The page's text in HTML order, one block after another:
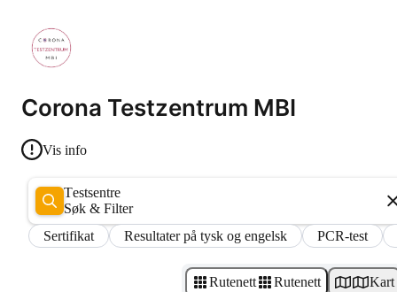
Corona Testzentrum MBI
Vis info
Testsentre
Søk & Filter
Sertifikat
Resultater på tysk og engelsk PCR-test
Rutenett Rutenett Kart